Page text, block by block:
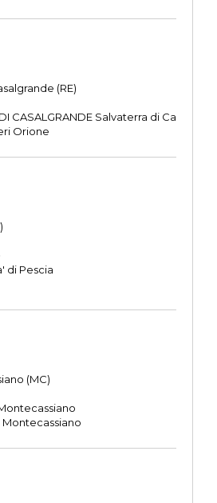
(RE)
CASALGRANDE Salvaterra di Ca
Orione
di Pescia
(MC)
Montecassiano